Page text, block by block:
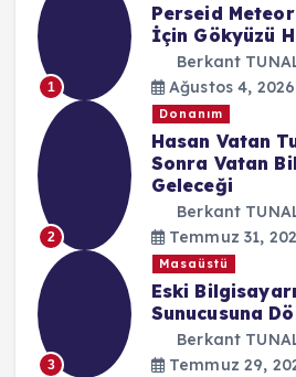
1
Perseid
İçin Gökyüzü
Berkant
Ağustos 4, 2026
2
Donanım
Hasan Vatan
Sonra Vatan
Geleceği
Berkant
Temmuz 31,
3
Masaüstü
Eski
Sunucusuna
Berkant
Temmuz 29,